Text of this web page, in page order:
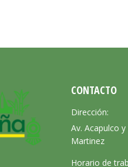
CONTACTO
Dirección:
Av. Acapulco
Martinez
Horario de